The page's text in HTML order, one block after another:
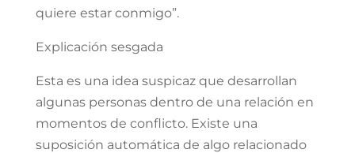
quiere estar conmigo”.
Explicación sesgada
Esta es una idea suspicaz que desarrollan
algunas personas dentro de una relación en
momentos de conflicto. Existe una
suposición automática de algo relacionado